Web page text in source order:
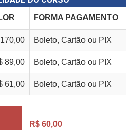
FORMA PAGAMENTO
Boleto, Cartão ou PIX
89,00 Boleto, Cartão ou PIX
61,00 Boleto, Cartão ou PIX
R$ 60,00